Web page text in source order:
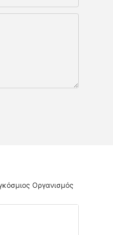
Οργανισμός